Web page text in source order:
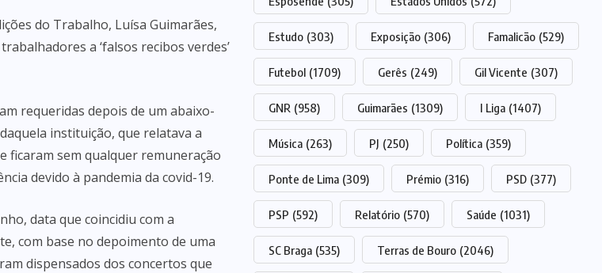
do Trabalho, Luísa Guimarães,
a ‘falsos recibos verdes’
requeridas depois de um abaixo-
instituição, que relatava a
ficaram sem qualquer remuneração
devido à pandemia da covid-19.
data que coincidiu com a
com base no depoimento de uma
dispensados dos concertos que
Estudo (303) Exposição (306) Famalicão (529)
Futebol (1709) Gerês (249) Gil Vicente (307)
GNR (958) Guimarães (1309) I Liga (1407)
Música (263) PJ (250) Política (359)
Ponte de Lima (309) Prémio (316) PSD (377)
PSP (592) Relatório (570) Saúde (1031)
SC Braga (535) Terras de Bouro (2046)